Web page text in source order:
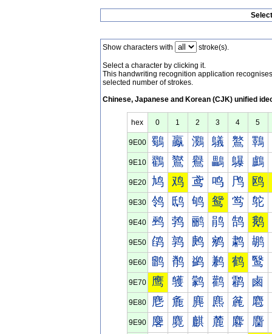
Show characters with stroke(s).
Select a character by clicking it.
This handwriting recognition application
selected number of strokes.
Chinese, Japanese and Korean (CJK) unified
hex 0 1 2 3 4 5
9E00 鸀 鸁 鸂 鸃 鸄 鸅
9E10 鸐 鸑 鸒 鸓 鸔 鸕
9E20 鸠 鸡 鸢 鸣 鸤 鸥
9E30 鸰 鸱 鸲 鸳 鸴 鸵
9E40 鹀 鹁 鹂 鹃 鹄 鹅
9E50 鹐 鹑 鹒 鹓 鹔 鹕
9E60 鹠 鹡 鹢 鹣 鹤 鹥
9E70 鹰 鹱 鹲 鹳 鹴 鹵
9E80 麀 麁 麂 麃 麄 麅
9E90 麐 麑 麒 麓 麔 麕